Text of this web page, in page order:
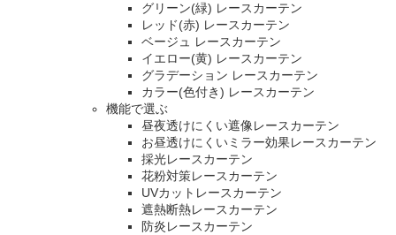
グリーン(緑) レースカーテン
レッド(赤) レースカーテン
ベージュ レースカーテン
イエロー(黄) レースカーテン
グラデーション レースカーテン
カラー(色付き) レースカーテン
機能で選ぶ
昼夜透けにくい遮像レースカーテン
お昼透けにくいミラー効果レースカーテン
採光レースカーテン
花粉対策レースカーテン
UVカットレースカーテン
遮熱断熱レースカーテン
防炎レースカーテン